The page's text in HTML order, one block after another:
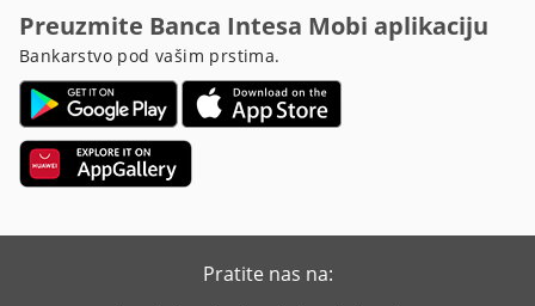
Preuzmite Banca Intesa Mobi aplikaciju
Bankarstvo pod vašim prstima.
Pratite nas na: